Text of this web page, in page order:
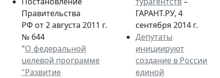
Правительства
РФ от 2 августа 2011 г.
№ 644
"О федеральной
целевой программе
"Развитие
ГАРАНТ.РУ, 4
сентября 2014 г.
Депутаты
инициируют
создание в России
единой